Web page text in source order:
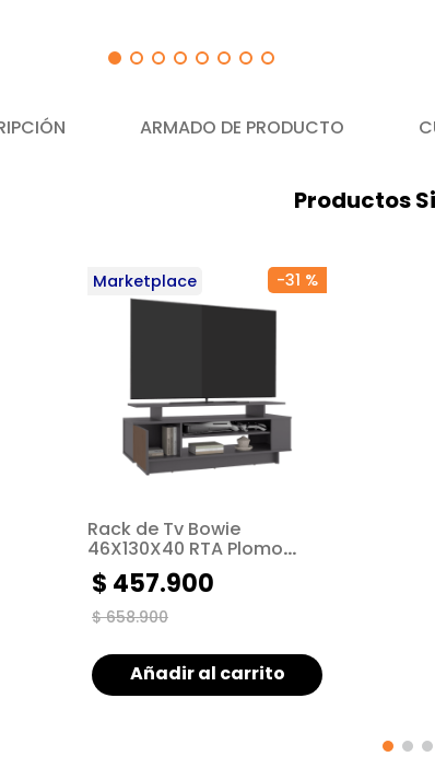
ARMADO DE PRODUCTO
Productos
Marketplace -31 %
Rack de Tv Bowie
46X130X40 RTA Plomo
Ocaso
$ 658.900
$ 457.900
Añadir al carrito